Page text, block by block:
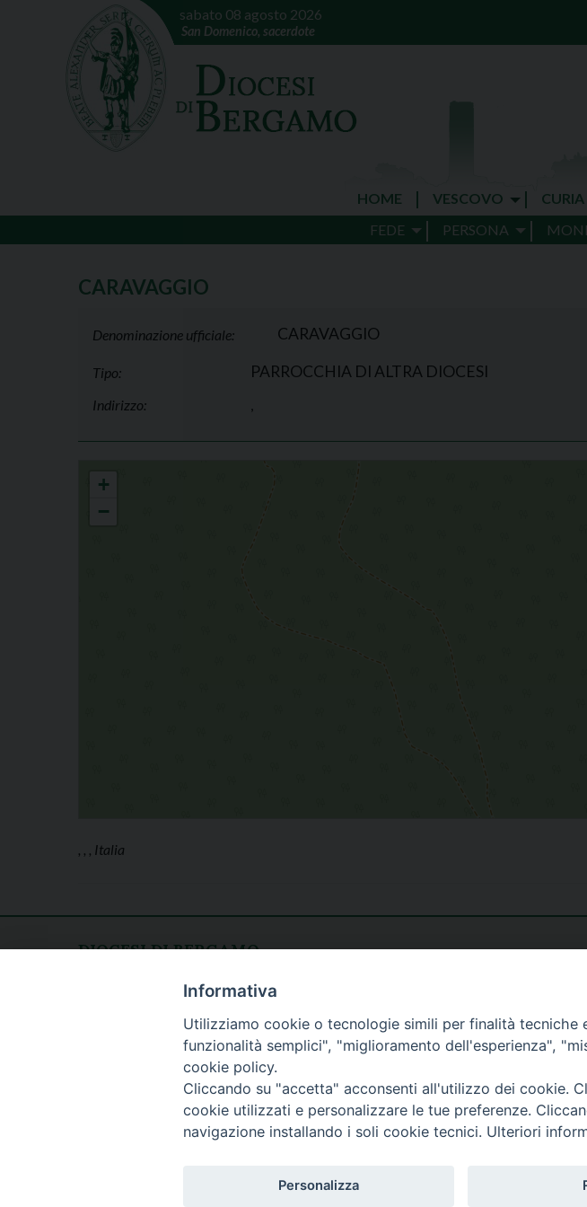
sabato 08 agosto 2026
San Domenico, sacerdote
HOME VESCOVO CURIA
FEDE
PERSONA
CARAVAGGIO
Denominazione ufficiale: CARAVAGGIO
Tipo: PARROCCHIA DI ALTRA DIOCESI
Indirizzo:
+
−
, , , Italia
DIOCESI DI BERGAMO
fax: 035/278.250
lunedì - venerdì
h. 08.30 - 12.30
Informativa
Utilizziamo cookie o tecnologie simili per finalità
funzionalità semplici", "miglioramento dell'esperienza",
cookie policy.
Cliccando su "accetta" acconsenti all'utilizzo dei cookie.
cookie utilizzati e personalizzare le tue preferenze.
navigazione installando i soli cookie tecnici. Ulteriori
Personalizza